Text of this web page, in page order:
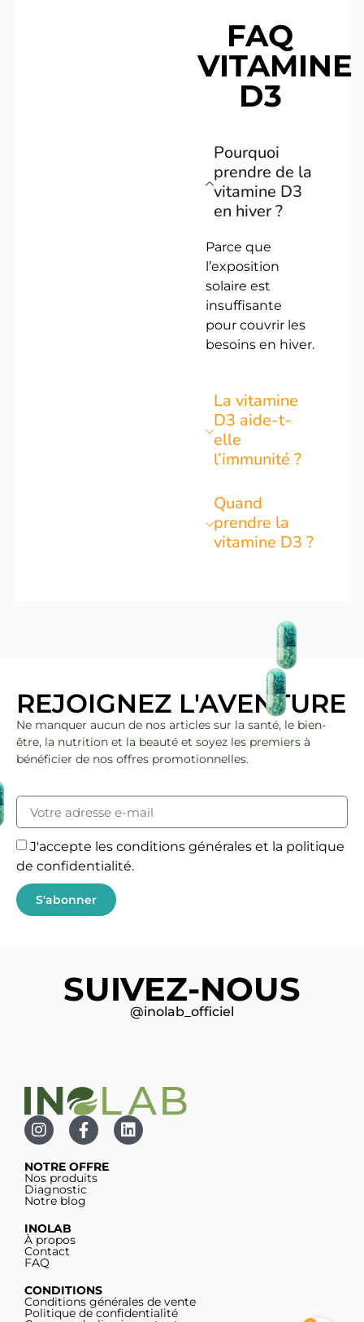
FAQ
VITAMINE
D3
Pourquoi
prendre de la
vitamine D3
en hiver ?
Parce que
l’exposition
solaire est
insuffisante
pour couvrir les
besoins en hiver.
La vitamine
D3 aide-t-
elle
l’immunité ?
Quand
prendre la
vitamine D3 ?
REJOIGNEZ L'AVENTURE
Ne manquer aucun de nos articles sur la santé, le bien-
être, la nutrition et la beauté et soyez les premiers à
bénéficier de nos offres promotionnelles.
J'accepte les conditions générales et la politique
de confidentialité.
S'abonner
SUIVEZ-NOUS
@inolab_officiel
NOTRE OFFRE
Nos produits
Diagnostic
Notre blog
INOLAB
À propos
Contact
FAQ
CONDITIONS
Conditions générales de vente
Politique de confidentialité